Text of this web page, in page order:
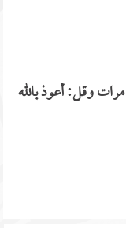
وقل: أعوذ بالله